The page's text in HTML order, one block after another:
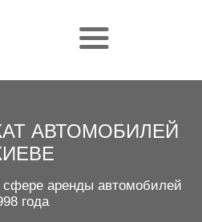
АВТОМОБИЛЕЙ
аренды автомобилей
года